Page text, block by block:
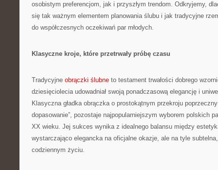
osobistym preferencjom, jak i przyszłym trendom. Odkryjemy,
się tak ważnym elementem planowania ślubu i jak tradycyjne
do współczesnych oczekiwań par młodych.
Klasyczne kroje, które przetrwały próbę czasu
Tradycyjne obrączki ślubne to testament trwałości dobrego
dziesięciolecia udowadniał swoją ponadczasową elegancję i
Klasyczna gładka obrączka o prostokątnym przekroju
dopasowanie”, pozostaje najpopularniejszym wyborem polskich
XX wieku. Jej sukces wynika z idealnego balansu między
wystarczająco elegancka na oficjalne okazje, ale na tyle
codziennym życiu.